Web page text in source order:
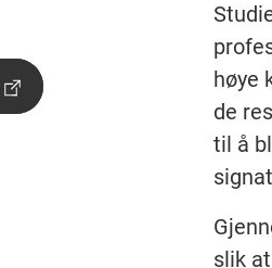
høye
de
til å
slik